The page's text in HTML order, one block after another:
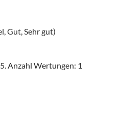
Gut, Sehr gut)
Anzahl Wertungen: 1